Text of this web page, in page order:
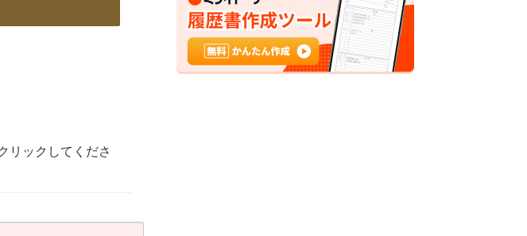
リックしてくださ